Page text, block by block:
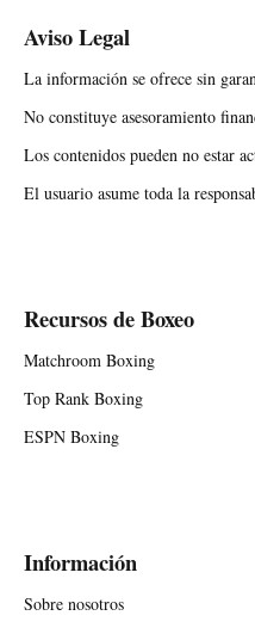
Aviso Legal
La información se ofrece sin
No constituye asesoramiento
Los contenidos pueden no estar
El usuario asume toda la
Recursos de Boxeo
Matchroom Boxing
Top Rank Boxing
ESPN Boxing
Información
Sobre nosotros